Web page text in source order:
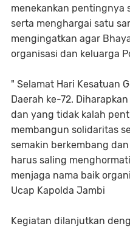
menekankan pentingnya
serta menghargai satu
mengingatkan agar
organisasi dan keluarga
" Selamat Hari Kesatuan
Daerah ke-72.
dan yang tidak kalah
membangun solidaritas
semakin berkembang
harus saling
menjaga nama baik
Ucap Kapolda Jambi
Kegiatan dilanjutkan